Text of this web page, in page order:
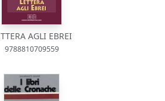
AGLI EBREI
9788810709559